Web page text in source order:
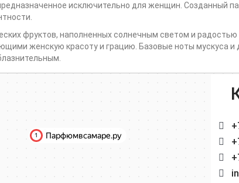
исключительно для женщин. Созданный
фруктов, наполненных солнечным светом и
женскую красоту и грацию. Базовые ноты мускуса